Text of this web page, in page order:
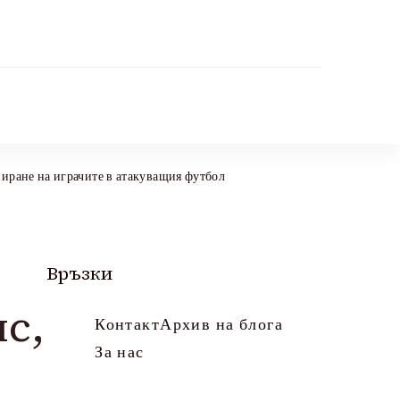
на играчите в атакуващия футбол
Връзки
КонтактАрхив на блога
За нас